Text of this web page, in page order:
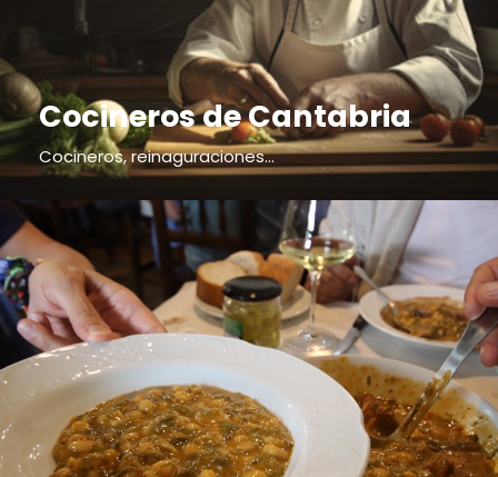
Cocineros de Cantabria
Cocineros, reinaguraciones...